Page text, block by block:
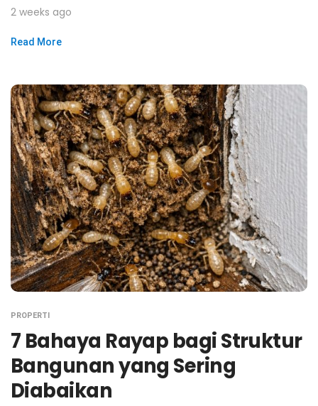
2 weeks ago
Read More
PROPERTI
7 Bahaya Rayap bagi Struktur
Bangunan yang Sering
Diabaikan